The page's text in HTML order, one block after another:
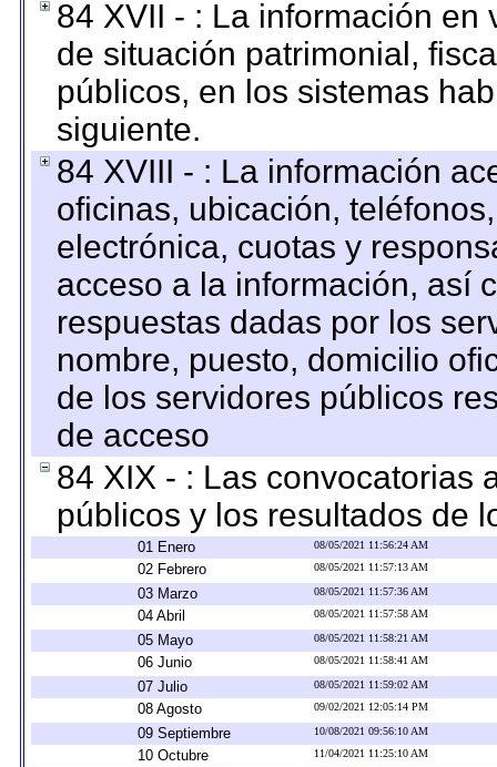
84 XVII - : La información
de situación patrimonial,
públicos, en los sistemas
siguiente.
84 XVIII - : La información
oficinas, ubicación,
electrónica, cuotas y
acceso a la información, así
respuestas dadas por los
nombre, puesto, domicilio
de los servidores públicos
de acceso
84 XIX - : Las convocatorias
públicos y los resultados de
01 Enero 08/05/2021 11:56:24 AM
02 Febrero 08/05/2021 11:57:13 AM
03 Marzo 08/05/2021 11:57:36 AM
04 Abril 08/05/2021 11:57:58 AM
05 Mayo 08/05/2021 11:58:21 AM
06 Junio 08/05/2021 11:58:41 AM
07 Julio 08/05/2021 11:59:02 AM
08 Agosto 09/02/2021 12:05:14 PM
09 Septiembre 10/08/2021 09:56:10 AM
10 Octubre 11/04/2021 11:25:10 AM